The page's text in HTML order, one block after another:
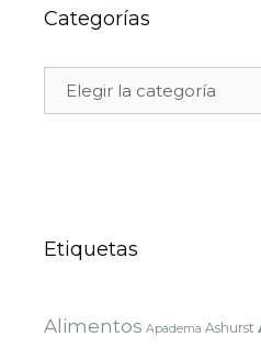
Categorías
Etiquetas
Alimentos Apadema Ashurst